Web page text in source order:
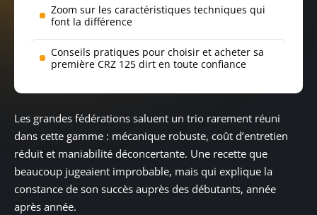
Zoom sur les caractéristiques techniques qui
font la différence
Conseils pratiques pour choisir et acheter sa
première CRZ 125 dirt en toute confiance
Les grandes fédérations saluent un trio rarement réuni
dans cette gamme : mécanique robuste, coût d’entretien
réduit et maniabilité déconcertante. Une recette que
beaucoup jugeaient improbable, mais qui explique la
constance de son succès auprès des débutants, année
après année.